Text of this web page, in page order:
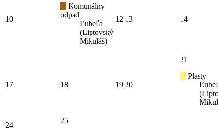
10
Komunálny
odpad
Ľubeľa
(Liptovský
Mikuláš)
12 13 14
17 18 19 20
21
Plasty
24
25